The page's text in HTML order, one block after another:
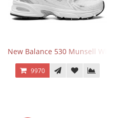
New Balance 530 Munsell White Silver
9970